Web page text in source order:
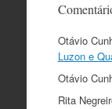
Otávio
Luzon e
Otávio
Rita